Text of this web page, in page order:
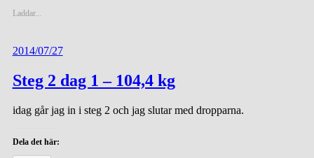
Laddar...
2014/07/27
Steg 2 dag 1 – 104,4 kg
idag går jag in i steg 2 och jag slutar med dropparna.
Dela det här: